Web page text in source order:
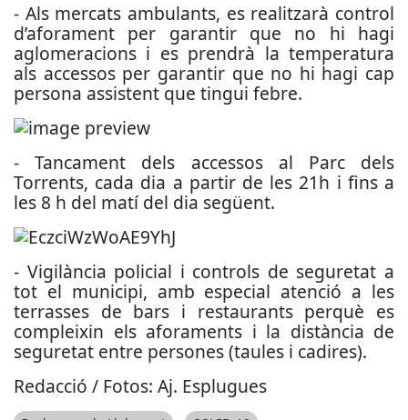
- Als mercats ambulants, es realitzarà control
d’aforament per garantir que no hi hagi
aglomeracions i es prendrà la temperatura
als accessos per garantir que no hi hagi cap
persona assistent que tingui febre.
- Tancament dels accessos al Parc dels
Torrents, cada dia a partir de les 21h i fins a
les 8 h del matí del dia següent.
- Vigilància policial i controls de seguretat a
tot el municipi, amb especial atenció a les
terrasses de bars i restaurants perquè es
compleixin els aforaments i la distància de
seguretat entre persones (taules i cadires).
Redacció / Fotos: Aj. Esplugues